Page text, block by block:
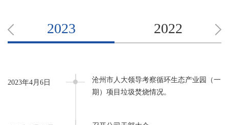
2023 2022
2023年4月6日
沧州市人大领导考察循环生态产业园（一
期）项目垃圾焚烧情况。